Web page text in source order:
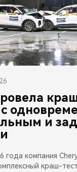
с
и
года компания
краш-